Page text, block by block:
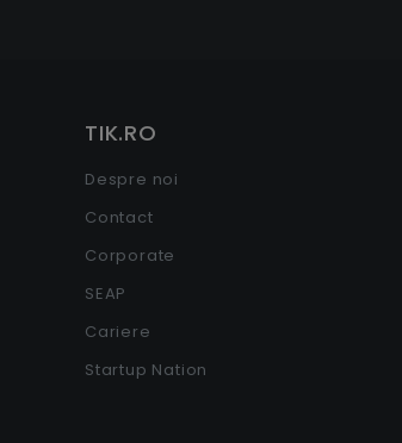
TIK.RO
Despre noi
Contact
Corporate
SEAP
Cariere
Startup Nation